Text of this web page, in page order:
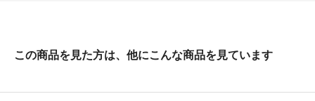
この商品を見た方は、他にこんな商品を見ています